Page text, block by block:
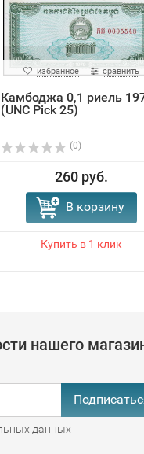
избранное сравнить
Камбоджа 0,1 риель
(UNC Pick 25)
(0)
260 руб.
В корзину
нашего
данных